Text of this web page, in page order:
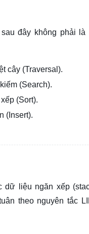
đây không phải là
cây (Traversal).
(Search).
(Sort).
(Insert).
dữ liệu ngăn xếp
theo nguyên tắc